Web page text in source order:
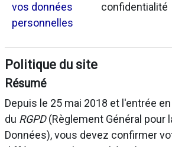
vos données
personnelles
confidentialité
Politique du site
Résumé
Depuis le 25 mai 2018 et l'entrée
du RGPD(Règlement Général pour
Données), vous devez confirmer